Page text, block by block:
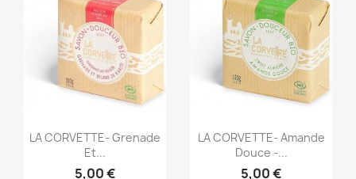
Aperçu rapide
LA CORVETTE- Grenade
Et...
5,00 €
Aperçu rapide
LA CORVETTE- Amande
Douce -...
5,00 €